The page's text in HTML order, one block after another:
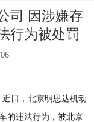
司 因涉嫌存
行为被处罚
近日，北京明思达机动
的违法行为，被北京